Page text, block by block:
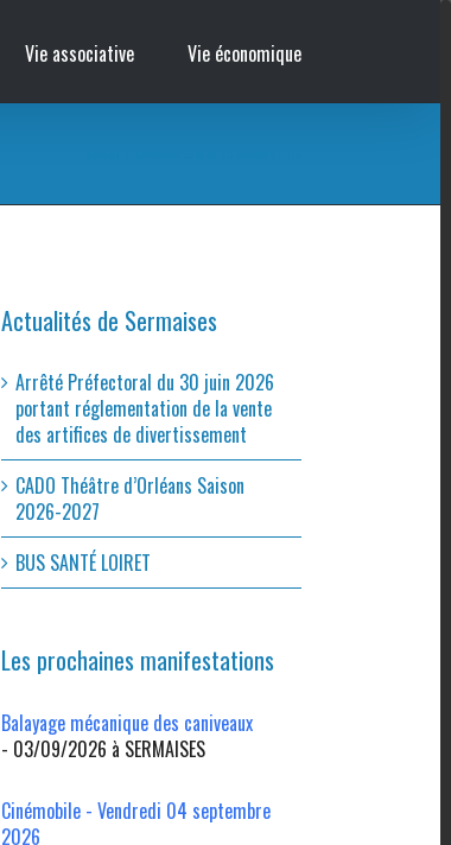
Vie associative Vie économique
Actualités de Sermaises
Arrêté Préfectoral du 30 juin 2026
portant réglementation de la vente
des artifices de divertissement
CADO Théâtre d’Orléans Saison
2026-2027
BUS SANTÉ LOIRET
Les prochaines manifestations
Balayage mécanique des caniveaux
- 03/09/2026 à SERMAISES
Cinémobile - Vendredi 04 septembre
2026